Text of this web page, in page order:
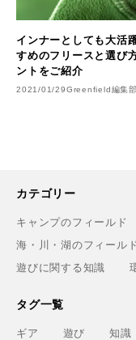
インナーとしても大活
すめのフリースと選び
ントをご紹介
2021/01/29Greenfield編集部
カテゴリー
キャンプのフィールド
海・川・湖のフィールド
遊びに関する知識
タグ一覧
ギア 遊び 知識